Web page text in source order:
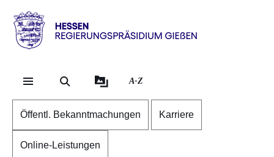
Direkt zum Kopf der
Direkt zum Inhalt
Direkt zum Fuß der
Hessen
RP
A-Z
Öffentl. Bekanntmachungen Karriere
Online-Leistungen